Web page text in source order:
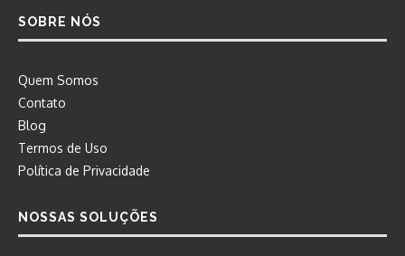
SOBRE NÓS
Quem Somos
Contato
Blog
Termos de Uso
Política de Privacidade
NOSSAS SOLUÇÕES